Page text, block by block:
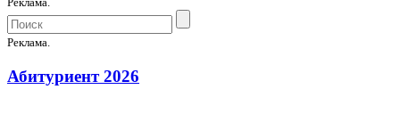
Реклама.
Абитуриент 2026